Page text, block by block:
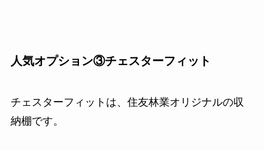
人気オプション③チェスターフィット
チェスターフィットは、住友林業オリジナルの収
納棚です。